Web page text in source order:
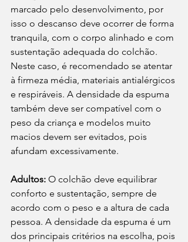
marcado pelo desenvolvimento, por
isso o descanso deve ocorrer de forma
tranquila, com o corpo alinhado e com
sustentação adequada do colchão.
Neste caso, é recomendado se atentar
à firmeza média, materiais antialérgicos
e respiráveis. A densidade da espuma
também deve ser compatível com o
peso da criança e modelos muito
macios devem ser evitados, pois
afundam excessivamente.
Adultos: O colchão deve equilibrar
conforto e sustentação, sempre de
acordo com o peso e a altura de cada
pessoa. A densidade da espuma é um
dos principais critérios na escolha, pois